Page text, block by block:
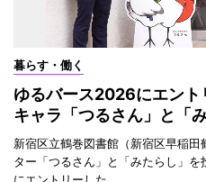
暮らす・働く
ゆるバース2026にエント
キャラ「つるさん」と「み
新宿区立鶴巻図書館（新宿区早稲
ター「つるさん」と「みたらし」を
にエントリーした。